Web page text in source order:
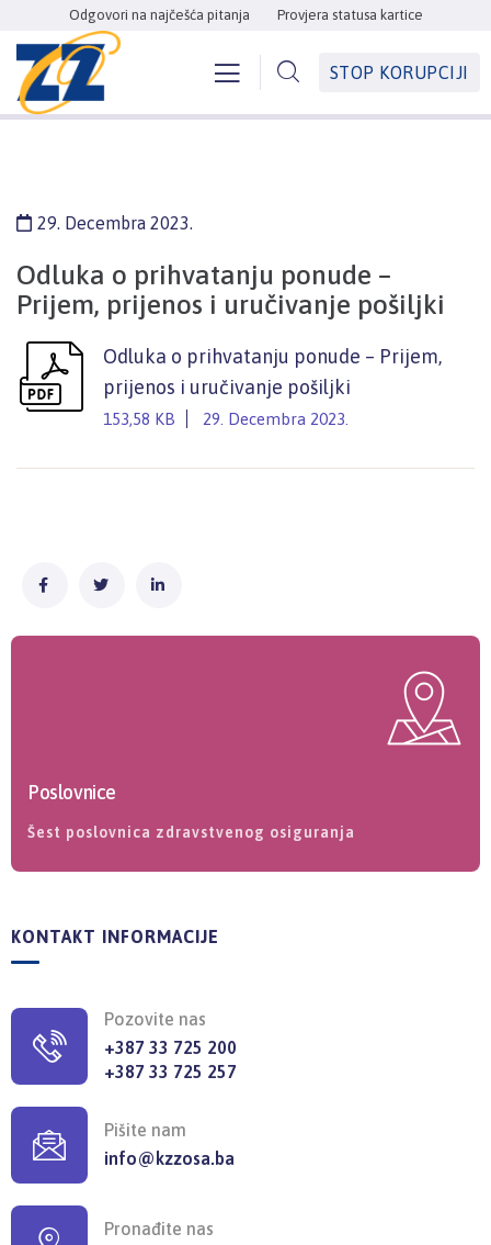
Odgovori na najčešća pitanja Provjera statusa kartice
STOP KORUPCIJI
29. Decembra 2023.
Odluka o prihvatanju ponude –
Prijem, prijenos i uručivanje pošiljki
Odluka o prihvatanju ponude – Prijem,
prijenos i uručivanje pošiljki
153,58 KB 29. Decembra 2023.
Poslovnice
Šest poslovnica zdravstvenog osiguranja
KONTAKT INFORMACIJE
Pozovite nas
+387 33 725 200
+387 33 725 257
Pišite nam
info@kzzosa.ba
Pronađite nas